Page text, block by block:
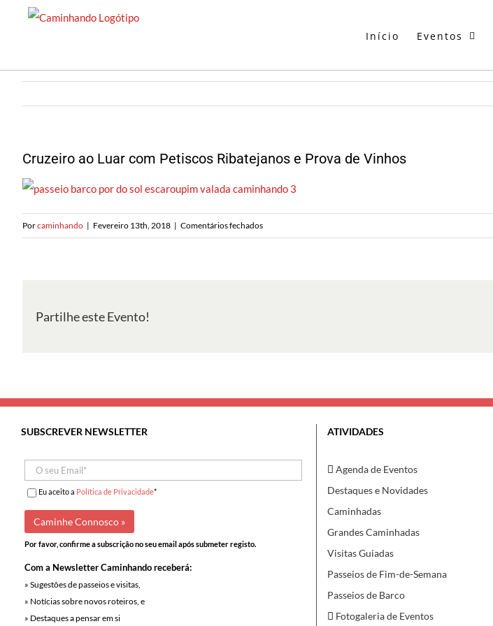
conteúdo
Início Eventos
Cruzeiro ao Luar com Petiscos Ribatejanos e Prova de Vinhos
Porcaminhando | Fevereiro 13th, 2018 | Comentários fechadosem
Cruzeiro
Partilhe este Evento!
SUBSCREVER NEWSLETTER
Eu aceito a Política de Privacidade*
Por favor, confirme a subscrição no seu email após submeter registo.
Com a Newsletter Caminhando receberá:
» Sugestões de passeios e visitas,
» Notícias sobre novos roteiros, e
» Destaques a pensar em si
ATIVIDADES
Agenda de Eventos
Destaques e Novidades
Caminhadas
Grandes Caminhadas
Visitas Guiadas
Passeios de Fim-de-Semana
Passeios de Barco
Fotogaleria de Eventos